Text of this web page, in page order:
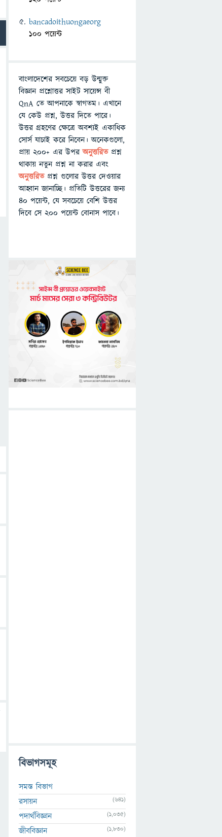
bancadoithuongaeorg
100 পয়েন্ট
বাংলাদেশের সবচেয়ে বড় উন্মুক্ত
বিজ্ঞান প্রশ্নোত্তর সাইট সায়েন্স বী
QnA তে আপনাকে স্বাগতম। এখানে
যে কেউ প্রশ্ন, উত্তর দিতে পারে।
উত্তর গ্রহণের ক্ষেত্রে অবশ্যই একাধিক
সোর্স যাচাই করে নিবেন। অনেকগুলো,
প্রায় ২০০+ এর উপরঅনুত্তরিতপ্রশ্ন
থাকায় নতুন প্রশ্ন না করার এবং
অনুত্তরিত প্রশ্ন গুলোর উত্তর দেওয়ার
আহ্বান জানাচ্ছি। প্রতিটি উত্তরের জন্য
৪০ পয়েন্ট, যে সবচেয়ে বেশি উত্তর
দিবে সে ২০০ পয়েন্ট বোনাস পাবে।
বিভাগসমূহ
সমস্ত বিভাগ
রসায়ন
(641)
পদার্থবিজ্ঞান (1,035)
জীববিজ্ঞান (1,830)